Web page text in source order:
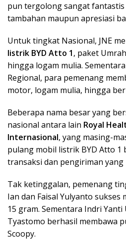
pun tergolong sangat fantastis
tambahan maupun apresiasi
Untuk tingkat Nasional, JNE
listrik BYD Atto 1, paket
hingga logam mulia.
Regional, para pemenang
motor, logam mulia, hingga
Beberapa nama besar yang
nasional antara lain Royal
Internasional, yang masing-
pulang mobil listrik BYD Atto
transaksi dan pengiriman yang
Tak ketinggalan, pemenang
Ian dan Faisal Yulyanto sukses
15 gram. Sementara Indri
Tyastomo berhasil membawa
Scoopy.